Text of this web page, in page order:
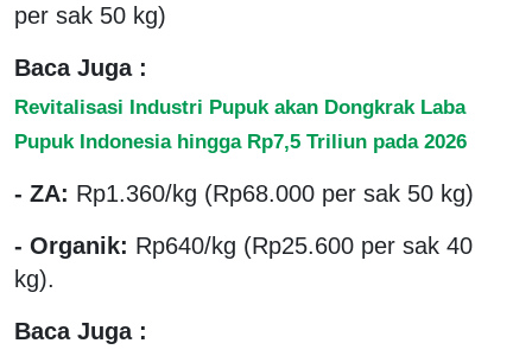
per sak 50 kg)
Baca Juga :
Revitalisasi Industri Pupuk akan Dongkrak Laba
Pupuk Indonesia hingga Rp7,5 Triliun pada 2026
- ZA: Rp1.360/kg (Rp68.000 per sak 50 kg)
- Organik: Rp640/kg (Rp25.600 per sak 40
kg).
Baca Juga :